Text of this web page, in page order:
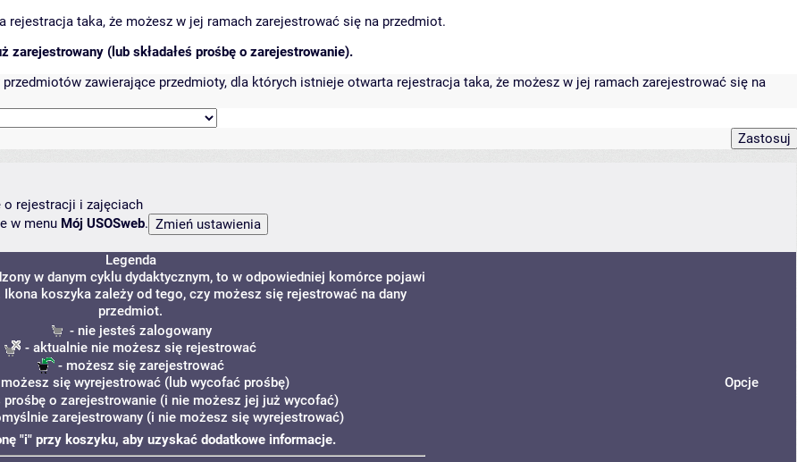
taka, że możesz w jej ramach zarejestrować się na przedmiot.
(lub składałeś prośbę o zarejestrowanie).
przedmiotów zawierające przedmioty, dla których istnieje otwarta rejestracja taka, że możesz w jej ramach zarejestrować się na
rejestracji i zajęciach
w menu Mój USOSweb.
Legenda
w danym cyklu dydaktycznym, to w odpowiedniej komórce pojawi
koszyka zależy od tego, czy możesz się rejestrować na dany
przedmiot.
- nie jesteś zalogowany
- aktualnie nie możesz się rejestrować
- możesz się zarejestrować
się wyrejestrować (lub wycofać prośbę)
prośbę o zarejestrowanie (i nie możesz jej już wycofać)
zarejestrowany (i nie możesz się wyrejestrować)
"i" przy koszyku, aby uzyskać dodatkowe informacje.
Opcje